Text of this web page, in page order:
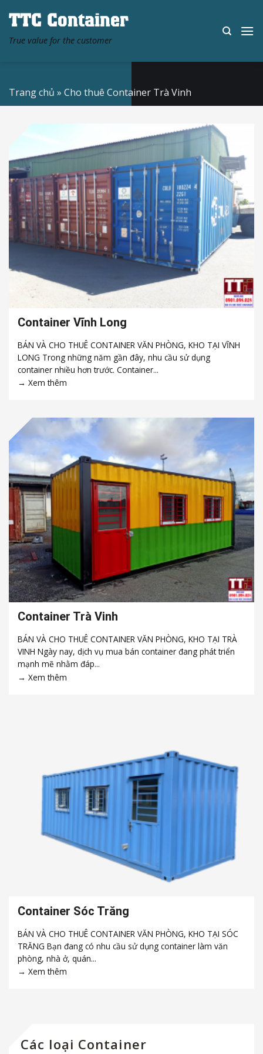
content
TTC Container
True value for the customer
Trang chủ » Cho thuê Container Trà Vinh
Container Vĩnh Long
BÁN VÀ CHO THUÊ CONTAINER VĂN PHÒNG, KHO TẠI VĨNH
LONG Trong những năm gần đây, nhu cầu sử dụng
container nhiều hơn trước. Container...
Container Trà Vinh
BÁN VÀ CHO THUÊ CONTAINER VĂN PHÒNG, KHO TẠI TRÀ
VINH Ngày nay, dịch vụ mua bán container đang phát triển
mạnh mẽ nhằm đáp...
Container Sóc Trăng
BÁN VÀ CHO THUÊ CONTAINER VĂN PHÒNG, KHO TẠI SÓC
TRĂNG Bạn đang có nhu cầu sử dụng container làm văn
phòng, nhà ở, quán...
Các loại Container